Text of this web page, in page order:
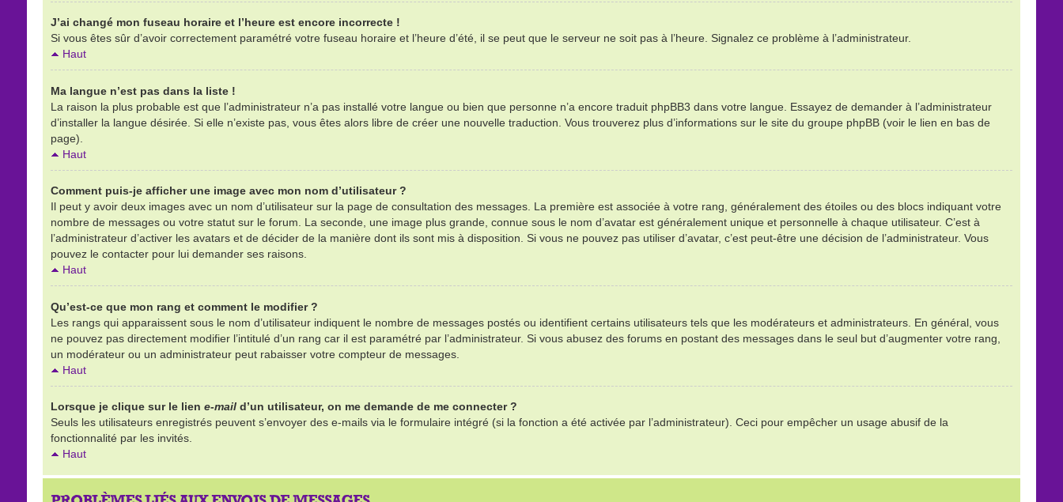
J’ai changé mon fuseau horaire et l’heure est encore incorrecte !
Si vous êtes sûr d’avoir correctement paramétré votre fuseau horaire et l’heure d’été, il se peut que le serveur ne soit pas à l’heure. Signalez ce problème à l’administrateur.
Haut
Ma langue n’est pas dans la liste !
La raison la plus probable est que l’administrateur n’a pas installé votre langue ou bien que personne n’a encore traduit phpBB3 dans votre langue. Essayez de demander à l’administrateur
d’installer la langue désirée. Si elle n’existe pas, vous êtes alors libre de créer une nouvelle traduction. Vous trouverez plus d’informations sur le site du groupe phpBB (voir le lien en bas de
page).
Haut
Comment puis-je afficher une image avec mon nom d’utilisateur ?
Il peut y avoir deux images avec un nom d’utilisateur sur la page de consultation des messages. La première est associée à votre rang, généralement des étoiles ou des blocs indiquant votre
nombre de messages ou votre statut sur le forum. La seconde, une image plus grande, connue sous le nom d’avatar est généralement unique et personnelle à chaque utilisateur. C’est à
l’administrateur d’activer les avatars et de décider de la manière dont ils sont mis à disposition. Si vous ne pouvez pas utiliser d’avatar, c’est peut-être une décision de l’administrateur. Vous
pouvez le contacter pour lui demander ses raisons.
Haut
Qu’est-ce que mon rang et comment le modifier ?
Les rangs qui apparaissent sous le nom d’utilisateur indiquent le nombre de messages postés ou identifient certains utilisateurs tels que les modérateurs et administrateurs. En général, vous
ne pouvez pas directement modifier l’intitulé d’un rang car il est paramétré par l’administrateur. Si vous abusez des forums en postant des messages dans le seul but d’augmenter votre rang,
un modérateur ou un administrateur peut rabaisser votre compteur de messages.
Haut
Lorsque je clique sur le lien e-maild’un utilisateur, on me demande de me connecter ?
Seuls les utilisateurs enregistrés peuvent s’envoyer des e-mails via le formulaire intégré (si la fonction a été activée par l’administrateur). Ceci pour empêcher un usage abusif de la
fonctionnalité par les invités.
Haut